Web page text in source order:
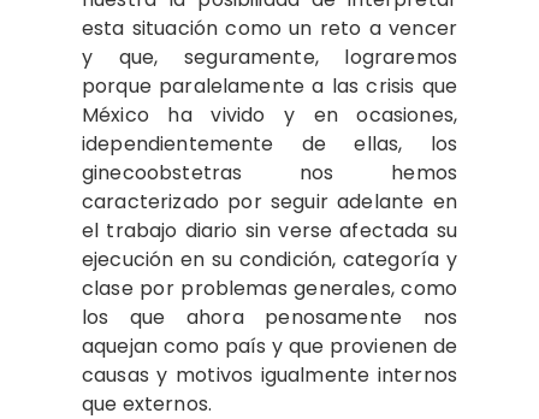
esta situación como un reto a vencer
y que, seguramente, lograremos
porque paralelamente a las crisis que
México ha vivido y en ocasiones,
idependientemente de ellas, los
ginecoobstetras nos hemos
caracterizado por seguir adelante en
el trabajo diario sin verse afectada su
ejecución en su condición, categoría y
clase por problemas generales, como
los que ahora penosamente nos
aquejan como país y que provienen de
causas y motivos igualmente internos
que externos.